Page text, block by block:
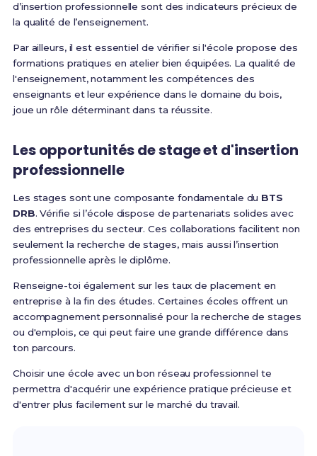
d’insertion professionnelle sont des indicateurs précieux de
la qualité de l’enseignement.
Par ailleurs, il est essentiel de vérifier si l'école propose des
formations pratiques en atelier bien équipées. La qualité de
l'enseignement, notamment les compétences des
enseignants et leur expérience dans le domaine du bois,
joue un rôle déterminant dans ta réussite.
Les opportunités de stage et d'insertion
professionnelle
Les stages sont une composante fondamentale du BTS
DRB. Vérifie si l’école dispose de partenariats solides avec
des entreprises du secteur. Ces collaborations facilitent non
seulement la recherche de stages, mais aussi l’insertion
professionnelle après le diplôme.
Renseigne-toi également sur les taux de placement en
entreprise à la fin des études. Certaines écoles offrent un
accompagnement personnalisé pour la recherche de stages
ou d'emplois, ce qui peut faire une grande différence dans
ton parcours.
Choisir une école avec un bon réseau professionnel te
permettra d'acquérir une expérience pratique précieuse et
d'entrer plus facilement sur le marché du travail.